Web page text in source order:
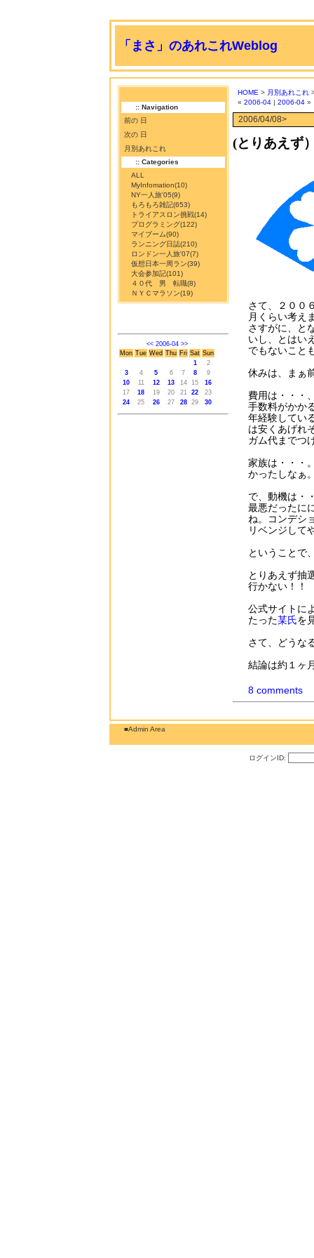
「まさ」のあれこれWeblog
:: Navigation
前の 日
次の 日
月別あれこれ
:: Categories
ALL
MyInfomation(10)
NY一人旅'05(9)
もろもろ雑記(653)
トライアスロン挑戦(14)
プログラミング(122)
マイブーム(90)
ランニング日誌(210)
ロンドン一人旅'07(7)
仮想日本一周ラン(39)
大会参加記(101)
４０代 男 転職(8)
ＮＹＣマラソン(19)
<< 2006-04 >>
Mon Tue Wed Thu Fri Sat Sun
1
2
3
4 5 6 7 8
9
10
11 12 13 14 15
16
17
18 19 20 21 22
23
24
25 26 27 28 29 30
HOME > 月別あれこれ
« 2006-04 | 2006-04 »
2006/04/08>
(とりあえず
さて、２００
月くらい考え
さすがに、と
いし、とはい
でもないこと
休みは、まぁ
費用は・・・
手数料がかか
年経験してい
は安くあげれ
ガム代までつ
家族は・・・
かったしなぁ
で、動機は・
最悪だったに
ね。コンデシ
リベンジして
ということで
とりあえず抽
行かない！！
公式サイトに
たった某氏を
さて、どうな
結論は約１ヶ
8 comments
■Admin Area
ログインID: